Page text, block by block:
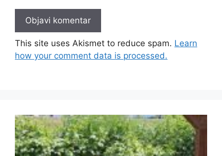
This site uses Akismet to reduce spam. Learn
how your comment data is processed.